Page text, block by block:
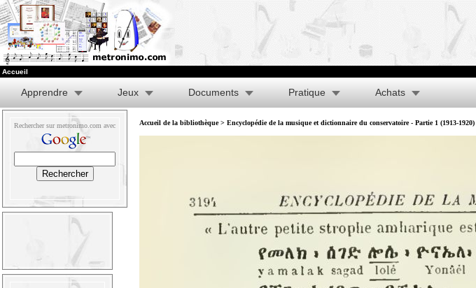
Accueil
Apprendre Jeux Documents Pratique Achats
Rechercher sur metronimo.com avec Accueil de la bibliothèque> Encyclopédie de la musique et dictionnaire du conservatoire - Partie 1 (1913-1920)